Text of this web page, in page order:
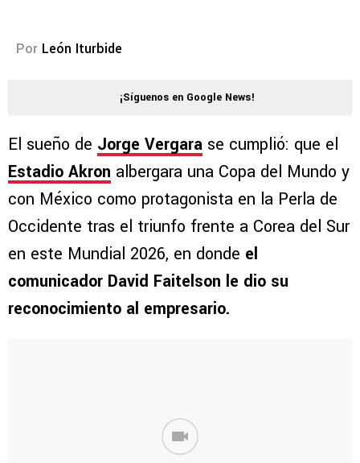
Por León Iturbide
¡Síguenos en Google News!
El sueño de Jorge Vergara se cumplió: que el
Estadio Akron albergara una Copa del Mundo y
con México como protagonista en la Perla de
Occidente tras el triunfo frente a Corea del Sur
en este Mundial 2026, en donde el
comunicador David Faitelson le dio su
reconocimiento al empresario.